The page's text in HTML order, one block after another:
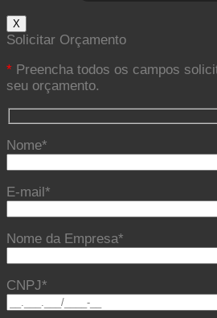
X
Solicitar Orçamento
* Preencha todos os campos
seu orçamento.
Nome*
E-mail*
Nome da Empresa*
CNPJ*